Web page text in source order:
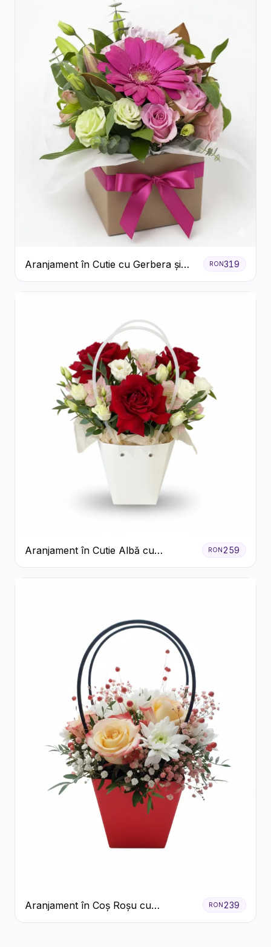
Aranjament în Cutie cu Gerbera și
Trandafiri Roz
RON319
Aranjament în Cutie Albă cu
Trandafiri Roșii și Lisianthus
RON 259
Aranjament în Coș Roșu cu
Trandafiri și Crizanteme Albe
RON 239